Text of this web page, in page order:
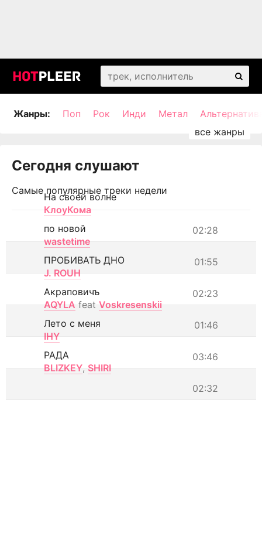
Жанры: Поп Рок Инди Метал
Сегодня слушают
Самые популярные треки недели
На своей волне
КлоуКома
02:28
по новой
wastetime
01:55
ПРОБИВАТЬ ДНО
J. ROUH
02:23
Акраповичъ
AQYLA feat Voskresenskii
01:46
Лето с меня
IHY
03:46
РАДА
BLIZKEY, SHIRI
02:32